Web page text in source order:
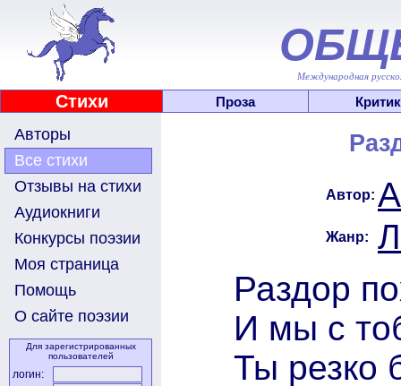
Международная
Стихи Проза
Авторы
Все стихи
Отзывы на стихи
Аудиокниги
Конкурсы поэзии
Моя страница
Помощь
О сайте поэзии
Для зарегистрированных
пользователей
логин:
Автор:
Жанр:
Раздор
И мы с
Ты резко